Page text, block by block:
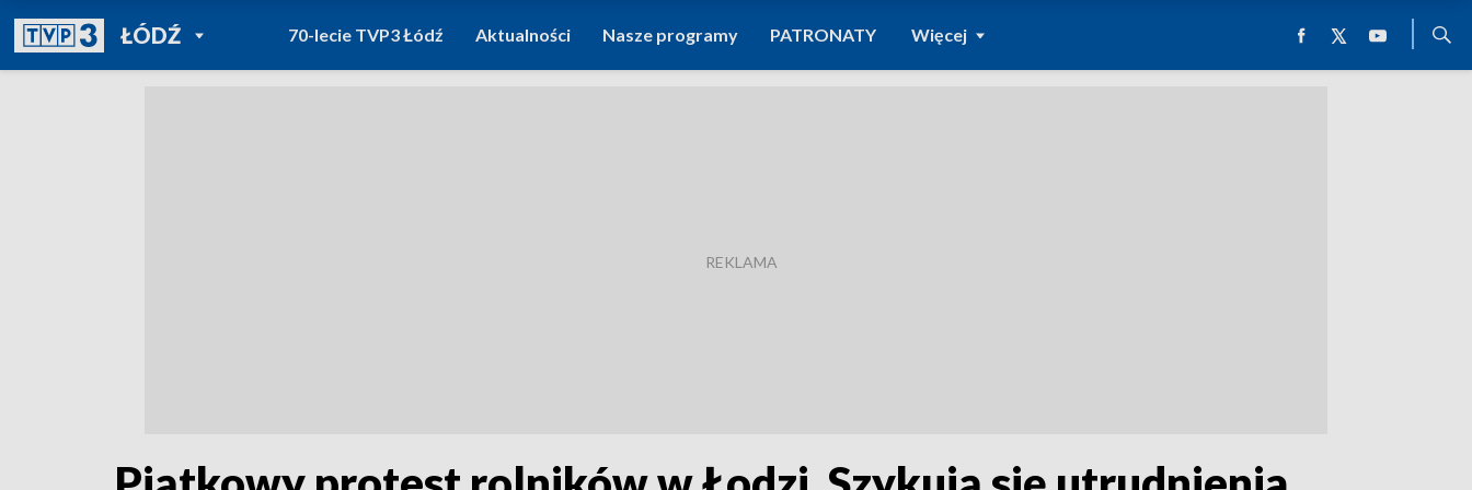
ŁÓDŹPOWRÓT DO
TVP REGIONY
70-lecie TVP3 Łódź Aktualności Nasze programy PATRONATY Więcej